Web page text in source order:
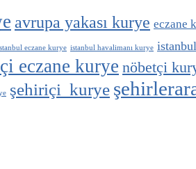
avrupa yakası kurye eczane
eczane kurye istanbul havalimanı kurye
eczane kurye nöbetçi
şehiriçi kurye